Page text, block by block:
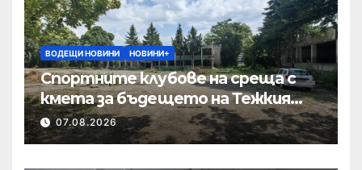
ВОДЕЩИ НОВИНИ НОВИНИ+
Спортните клубове на среща с
кмета за бъдещето на Тежкия
полк
07.08.2026